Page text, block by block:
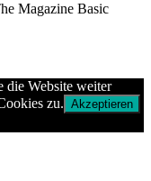
Magazine Basic
die Website weiter
zu. Akzeptieren